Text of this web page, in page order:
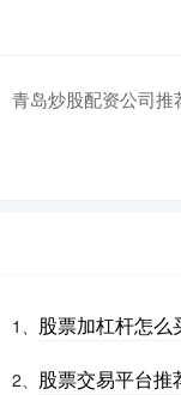
青岛炒股配资公司推
1、 股票加杠杆怎
2、 股票交易平台